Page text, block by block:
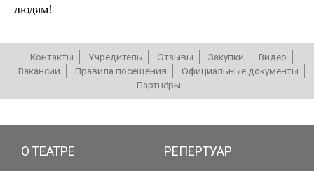
людям!
Контакты Учредитель Отзывы Закупки
Видео
Вакансии
Правила посещения
Официальные документы
Партнёры
О ТЕАТРЕ РЕПЕРТУАР